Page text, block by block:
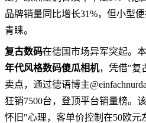
品牌销量同比增长31%，但小型
青睐。
复古数码在德国市场异军突起。
年代风格数码傻瓜相机，凭借"复
卖点，通过德语博主
狂销7500台，登顶平台销量榜。
怀旧"心理，客单价控制在50欧元